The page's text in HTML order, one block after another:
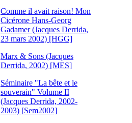
Comme il avait raison! Mon
Cicérone Hans-Georg
Gadamer (Jacques Derrida,
23 mars 2002) [HGG]
Marx & Sons (Jacques
Derrida, 2002) [MES]
Séminaire "La bête et le
souverain" Volume II
(Jacques Derrida, 2002-
2003) [Sem2002]